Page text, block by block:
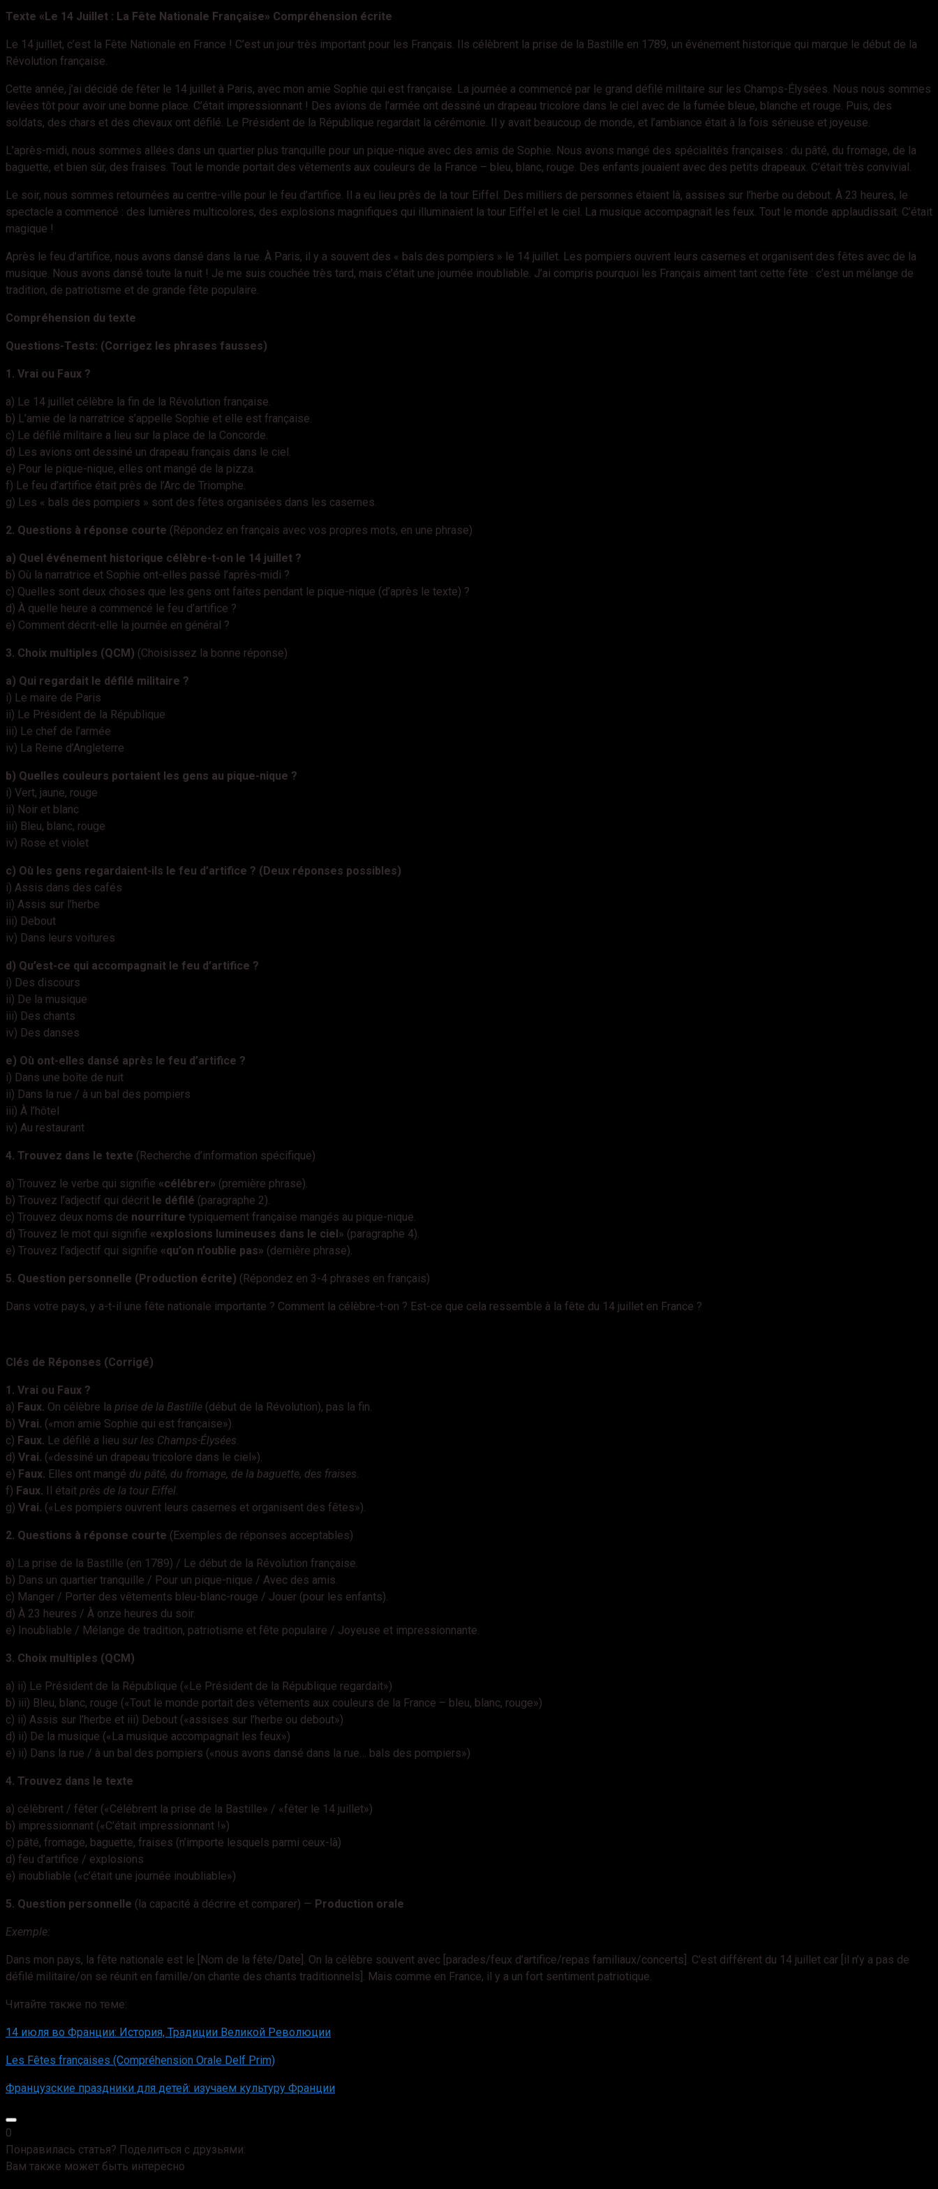
Texte «Le 14 Juillet : La Fête Nationale Française» Compréhension écrite
Le 14 juillet, c’est la Fête Nationale en France ! C’est un jour très important pour les Français. Ils célèbrent la prise de la Bastille en 1789, un événement historique qui marque le début de la
Révolution française.
Cette année, j’ai décidé de fêter le 14 juillet à Paris, avec mon amie Sophie qui est française. La journée a commencé par le grand défilé militaire sur les Champs-Élysées. Nous nous sommes
levées tôt pour avoir une bonne place. C’était impressionnant ! Des avions de l’armée ont dessiné un drapeau tricolore dans le ciel avec de la fumée bleue, blanche et rouge. Puis, des
soldats, des chars et des chevaux ont défilé. Le Président de la République regardait la cérémonie. Il y avait beaucoup de monde, et l’ambiance était à la fois sérieuse et joyeuse.
L’après-midi, nous sommes allées dans un quartier plus tranquille pour un pique-nique avec des amis de Sophie. Nous avons mangé des spécialités françaises : du pâté, du fromage, de la
baguette, et bien sûr, des fraises. Tout le monde portait des vêtements aux couleurs de la France – bleu, blanc, rouge. Des enfants jouaient avec des petits drapeaux. C’était très convivial.
Le soir, nous sommes retournées au centre-ville pour le feu d’artifice. Il a eu lieu près de la tour Eiffel. Des milliers de personnes étaient là, assises sur l’herbe ou debout. À 23 heures, le
spectacle a commencé : des lumières multicolores, des explosions magnifiques qui illuminaient la tour Eiffel et le ciel. La musique accompagnait les feux. Tout le monde applaudissait. C’était
magique !
Après le feu d’artifice, nous avons dansé dans la rue. À Paris, il y a souvent des « bals des pompiers » le 14 juillet. Les pompiers ouvrent leurs casernes et organisent des fêtes avec de la
musique. Nous avons dansé toute la nuit ! Je me suis couchée très tard, mais c’était une journée inoubliable. J’ai compris pourquoi les Français aiment tant cette fête : c’est un mélange de
tradition, de patriotisme et de grande fête populaire.
Compréhension du texte
Questions-Tests: (Corrigez les phrases fausses)
1. Vrai ou Faux ?
a) Le 14 juillet célèbre la fin de la Révolution française.
b) L’amie de la narratrice s’appelle Sophie et elle est française.
c) Le défilé militaire a lieu sur la place de la Concorde.
d) Les avions ont dessiné un drapeau français dans le ciel.
e) Pour le pique-nique, elles ont mangé de la pizza.
f) Le feu d’artifice était près de l’Arc de Triomphe.
g) Les « bals des pompiers » sont des fêtes organisées dans les casernes.
2. Questions à réponse courte (Répondez en français avec vos propres mots, en une phrase)
a) Quel événement historique célèbre-t-on le 14 juillet ?
b) Où la narratrice et Sophie ont-elles passé l’après-midi ?
c) Quelles sont deux choses que les gens ont faites pendant le pique-nique (d’après le texte) ?
d) À quelle heure a commencé le feu d’artifice ?
e) Comment décrit-elle la journée en général ?
3. Choix multiples (QCM) (Choisissez la bonne réponse)
a) Qui regardait le défilé militaire ?
i) Le maire de Paris
ii) Le Président de la République
iii) Le chef de l’armée
iv) La Reine d’Angleterre
b) Quelles couleurs portaient les gens au pique-nique ?
i) Vert, jaune, rouge
ii) Noir et blanc
iii) Bleu, blanc, rouge
iv) Rose et violet
c) Où les gens regardaient-ils le feu d’artifice ? (Deux réponses possibles)
i) Assis dans des cafés
ii) Assis sur l’herbe
iii) Debout
iv) Dans leurs voitures
d) Qu’est-ce qui accompagnait le feu d’artifice ?
i) Des discours
ii) De la musique
iii) Des chants
iv) Des danses
e) Où ont-elles dansé après le feu d’artifice ?
i) Dans une boîte de nuit
ii) Dans la rue / à un bal des pompiers
iii) À l’hôtel
iv) Au restaurant
4. Trouvez dans le texte (Recherche d’information spécifique)
a) Trouvez le verbe qui signifie «célébrer» (première phrase).
b) Trouvez l’adjectif qui décrit le défilé (paragraphe 2).
c) Trouvez deux noms de nourriture typiquement française mangés au pique-nique.
d) Trouvez le mot qui signifie «explosions lumineuses dans le ciel» (paragraphe 4).
e) Trouvez l’adjectif qui signifie «qu’on n’oublie pas» (dernière phrase).
5. Question personnelle (Production écrite) (Répondez en 3-4 phrases en français)
Dans votre pays, y a-t-il une fête nationale importante ? Comment la célèbre-t-on ? Est-ce que cela ressemble à la fête du 14 juillet en France ?
Clés de Réponses (Corrigé)
1. Vrai ou Faux ?
a) Faux. On célèbre la prise de la Bastille (début de la Révolution), pas la fin.
b) Vrai. («mon amie Sophie qui est française»).
c) Faux. Le défilé a lieu sur les Champs-Élysées.
d) Vrai. («dessiné un drapeau tricolore dans le ciel»).
e) Faux. Elles ont mangé du pâté, du fromage, de la baguette, des fraises.
f) Faux. Il était près de la tour Eiffel.
g) Vrai. («Les pompiers ouvrent leurs casernes et organisent des fêtes»).
2. Questions à réponse courte (Exemples de réponses acceptables)
a) La prise de la Bastille (en 1789) / Le début de la Révolution française.
b) Dans un quartier tranquille / Pour un pique-nique / Avec des amis.
c) Manger / Porter des vêtements bleu-blanc-rouge / Jouer (pour les enfants).
d) À 23 heures / À onze heures du soir.
e) Inoubliable / Mélange de tradition, patriotisme et fête populaire / Joyeuse et impressionnante.
3. Choix multiples (QCM)
a) ii) Le Président de la République («Le Président de la République regardait»)
b) iii) Bleu, blanc, rouge («Tout le monde portait des vêtements aux couleurs de la France – bleu, blanc, rouge»)
c) ii) Assis sur l’herbe et iii) Debout («assises sur l’herbe ou debout»)
d) ii) De la musique («La musique accompagnait les feux»)
e) ii) Dans la rue / à un bal des pompiers («nous avons dansé dans la rue… bals des pompiers»)
4. Trouvez dans le texte
a) célèbrent / fêter («Célébrent la prise de la Bastille» / «fêter le 14 juillet»)
b) impressionnant («C’était impressionnant !»)
c) pâté, fromage, baguette, fraises (n’importe lesquels parmi ceux-là)
d) feu d’artifice / explosions
e) inoubliable («c’était une journée inoubliable»)
5. Question personnelle (la capacité à décrire et comparer) — Production orale
Exemple:
Dans mon pays, la fête nationale est le [Nom de la fête/Date]. On la célèbre souvent avec [parades/feux d’artifice/repas familiaux/concerts]. C’est différent du 14 juillet car [il n’y a pas de
défilé militaire/on se réunit en famille/on chante des chants traditionnels]. Mais comme en France, il y a un fort sentiment patriotique.
Читайте также по теме:
14 июля во Франции: История, Традиции Великой Революции
Les Fêtes françaises (Compréhension Orale Delf Prim)
Французские праздники для детей: изучаем культуру Франции
0
Понравилась статья? Поделиться с друзьями:
Вам также может быть интересно